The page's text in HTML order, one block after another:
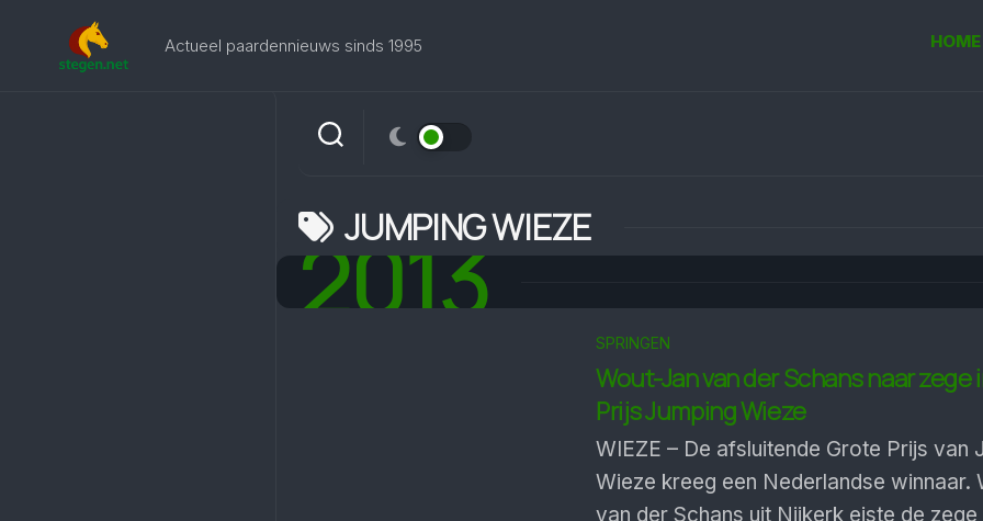
Actueel paardennieuws sinds 1995 HOME
JUMPING WIEZE
2013 SPRINGEN
Wout-Jan van der Schans naar zege
Prijs Jumping Wieze
WIEZE – De afsluitende Grote Prijs van
Wieze kreeg een Nederlandse winnaar.
van der Schans uit Nijkerk eiste de zege